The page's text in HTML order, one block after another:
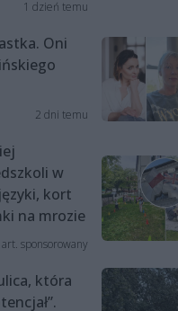
1 dzień temu
Oni
2 dni temu
w
kort
na mrozie
art. sponsorowany
która